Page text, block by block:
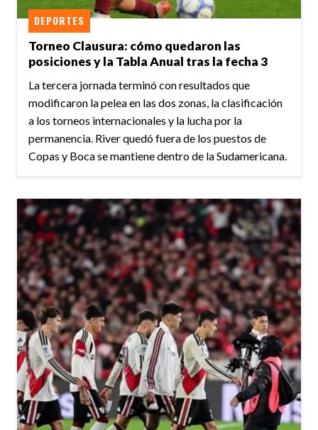
Torneo Clausura: cómo quedaron las
posiciones y la Tabla Anual tras la fecha 3
DEPORTES
La tercera jornada terminó con resultados que
modificaron la pelea en las dos zonas, la clasificación
a los torneos internacionales y la lucha por la
permanencia. River quedó fuera de los puestos de
Copas y Boca se mantiene dentro de la Sudamericana.